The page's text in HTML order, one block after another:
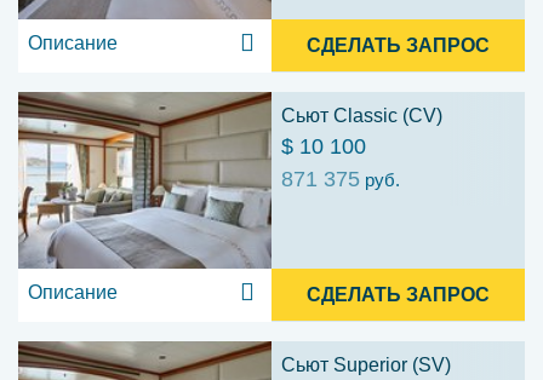
Описание СДЕЛАТЬ ЗАПРОС
Сьют Classic (CV)
$ 10 100
871 375 руб.
Описание СДЕЛАТЬ ЗАПРОС
Сьют Superior (SV)